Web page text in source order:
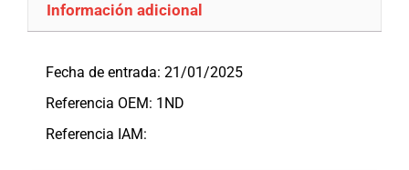
Información adicional
Fecha de entrada: 21/01/2025
Referencia OEM: 1ND
Referencia IAM: